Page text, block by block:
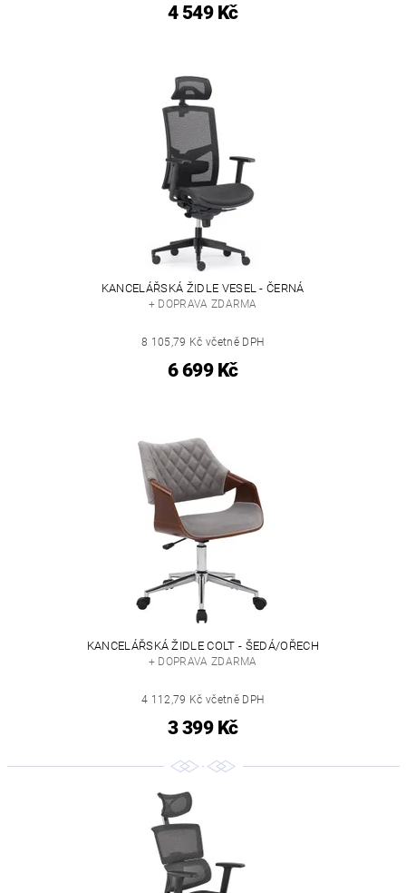
4 549 Kč
KANCELÁŘSKÁ ŽIDLE VESEL - ČERNÁ
+ DOPRAVA ZDARMA
8 105,79 Kč včetně DPH
6 699 Kč
KANCELÁŘSKÁ ŽIDLE COLT - ŠEDÁ/OŘECH
+ DOPRAVA ZDARMA
4 112,79 Kč včetně DPH
3 399 Kč